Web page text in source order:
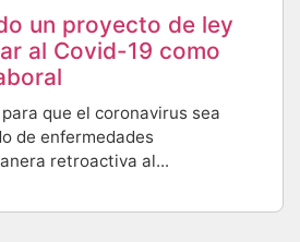
un proyecto de ley
al Covid-19 como
que el coronavirus sea
de enfermedades
retroactiva al...